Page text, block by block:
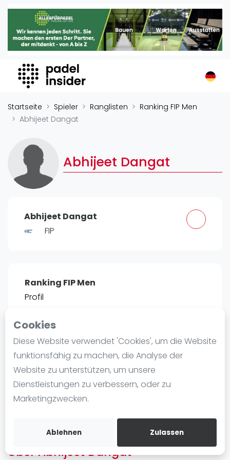
Cookies
Diese Website verwendet 'Cookies', um die Website
funktionsfähig zu machen, die Analyse der
Website zu unterstützen, um unsere
Dienstleistungen zu verbessern, oder zu
Marketingzwecken.
Ablehnen Zulassen
Padel Insider
Home
Organisationen
Buchungssysteme
Padel-Shops
Padel-Marken
Verschiedenes
Veranstaltungen
Turniere
Playtomic
Frauen
FIP Männer
Blog
Die Geschichte von Padel
Regeln und Punktzählung
Padel Schläge
Video
Startseite Spieler Ranglisten
Ranking FIP Men
Abhijeet Dangat
Abhijeet Dangat
Abhijeet Dangat
FIP
Ranking FIP Men
Profil
POSITIE
#2466 0
Bist du
Kostenloses Konto erstellen
Über Abhijeet Dangat